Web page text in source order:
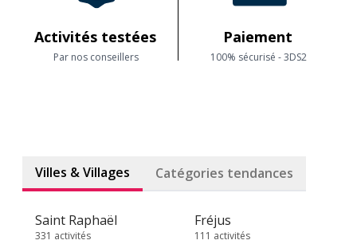
Activités testées
Par nos conseillers
Paiement
100% sécurisé - 3DS2
Villes & Villages Catégories tendances
Saint Raphaël
331 activités
Fréjus
111 activités